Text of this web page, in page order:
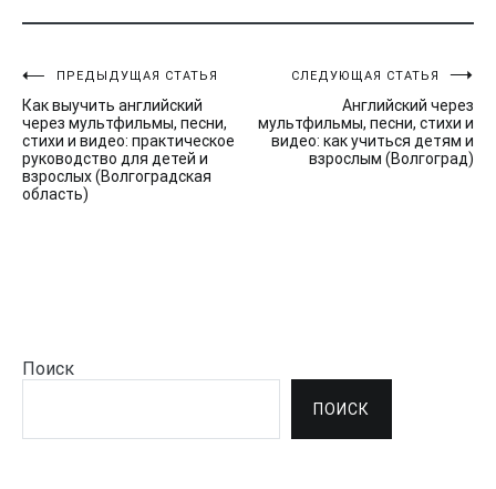
Навигация
по
записям
ПРЕДЫДУЩАЯ СТАТЬЯ
Как выучить английский
через мультфильмы, песни,
стихи и видео: практическое
руководство для детей и
взрослых (Волгоградская
область)
СЛЕДУЮЩАЯ СТАТЬЯ
Английский через
мультфильмы, песни, стихи и
видео: как учиться детям и
взрослым (Волгоград)
Поиск
ПОИСК